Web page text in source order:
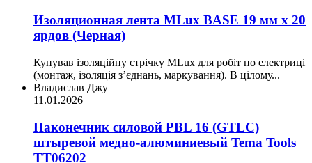
Изоляционная лента MLux BASE 19 мм х 20
ярдов (Черная)
Купував ізоляційну стрічку MLux для робіт по електриці
(монтаж, ізоляція з’єднань, маркування). В цілому...
Владислав Джу
11.01.2026
Наконечник силовой PBL 16 (GTLC)
штыревой медно-алюминиевый Tema Tools
ТТ06202